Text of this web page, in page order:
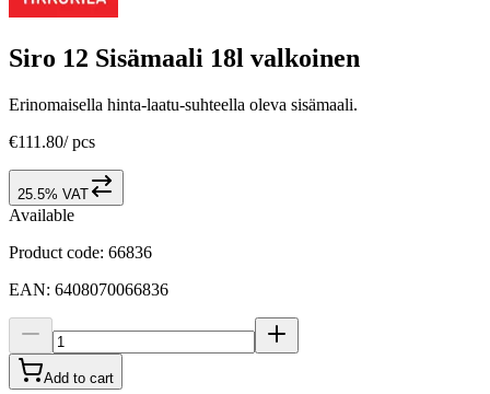
Siro 12 Sisämaali 18l valkoinen
Erinomaisella hinta-laatu-suhteella oleva sisämaali.
€111.80/ pcs
25.5% VAT
Available
Product code: 66836
EAN: 6408070066836
Add to cart